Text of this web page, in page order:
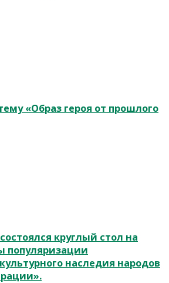
«Образ героя от прошлого
круглый стол на
популяризации
наследия народов